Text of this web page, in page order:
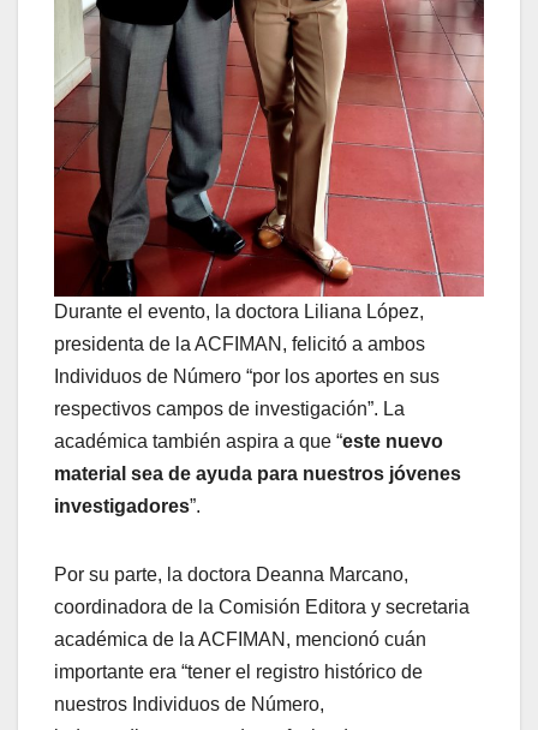
Durante el evento, la doctora Liliana López,
presidenta de la ACFIMAN, felicitó a ambos
Individuos de Número “por los aportes en sus
respectivos campos de investigación”. La
académica también aspira a que “este nuevo
material sea de ayuda para nuestros jóvenes
investigadores”.
Por su parte, la doctora Deanna Marcano,
coordinadora de la Comisión Editora y secretaria
académica de la ACFIMAN, mencionó cuán
importante era “tener el registro histórico de
nuestros Individuos de Número,